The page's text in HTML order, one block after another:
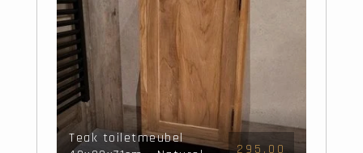
Teak toiletmeubel
295,00